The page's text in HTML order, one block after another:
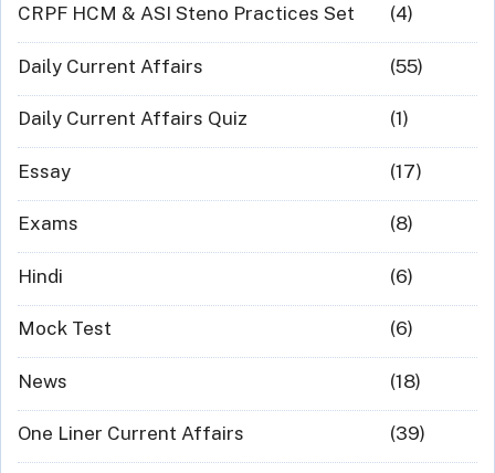
CRPF HCM & ASI Steno Practices Set (4)
Daily Current Affairs (55)
Daily Current Affairs Quiz (1)
Essay (17)
Exams (8)
Hindi (6)
Mock Test (6)
News (18)
One Liner Current Affairs (39)